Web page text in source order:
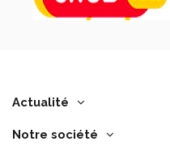
Actualité
Notre société